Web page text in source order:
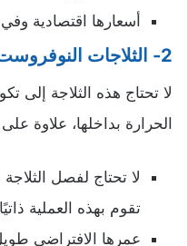
أسعارها اقتصادية
2- الثلاجات
لا تحتاج هذه الثلاجة إلى
الحرارة بداخلها، علاوة
لا تحتاج لفصل
تقوم بهذه العملية
عمرها الافتراضي